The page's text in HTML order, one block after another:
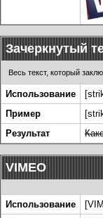
Зачеркнутый
Весь текст, который
Использование
Пример
Результат
VIMEO
Использование